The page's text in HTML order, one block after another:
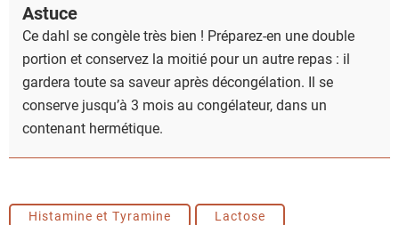
Astuce
Ce dahl se congèle très bien ! Préparez-en une double
portion et conservez la moitié pour un autre repas : il
gardera toute sa saveur après décongélation. Il se
conserve jusqu’à 3 mois au congélateur, dans un
contenant hermétique.
Histamine et Tyramine Lactose